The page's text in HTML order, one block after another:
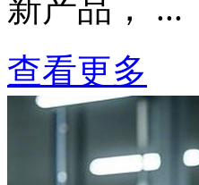
新产品， ...
查看更多